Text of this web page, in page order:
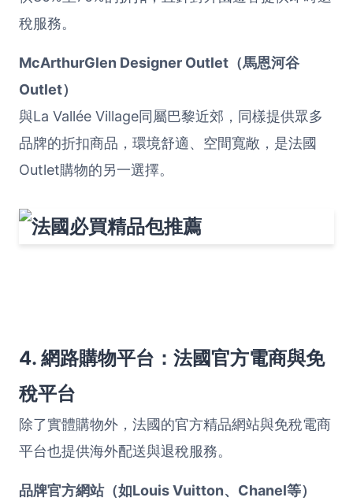
稅服務。
McArthurGlen Designer Outlet（馬恩河谷
Outlet）
與La Vallée Village同屬巴黎近郊，同樣提供眾多
品牌的折扣商品，環境舒適、空間寬敞，是法國
Outlet購物的另一選擇。
4. 網路購物平台：法國官方電商與免
稅平台
除了實體購物外，法國的官方精品網站與免稅電商
平台也提供海外配送與退稅服務。
品牌官方網站（如Louis Vuitton、Chanel等）